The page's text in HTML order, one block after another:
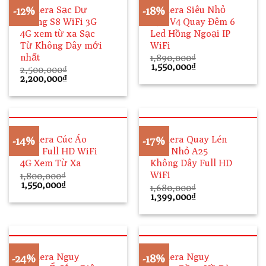
-12%
Camera Sạc Dự
Phòng S8 WiFi 3G
4G xem từ xa Sạc
Từ Không Dây mới
nhất
2,500,000₫
Giá
là:
2,200,000₫Giá
tại
-18%
Camera Siêu Nhỏ
V99-V4 Quay Đêm 6
Led Hồng Ngoại IP
WiFi
1,890,000₫
Giá
là:
1,550,000₫Giá
tại
-14%
Camera Cúc Áo
V188 Full HD WiFi
4G Xem Từ Xa
1,800,000₫
Giá
gốc
là:
1,550,000₫Giá
tại
-17%
Camera Quay Lén
Siêu Nhỏ A25
Không Dây Full HD
WiFi
1,680,000₫
Giá
gốc
là:
1,399,000₫Giá
tại
-24%
Camera Nguỵ
-18%
Camera Nguỵ